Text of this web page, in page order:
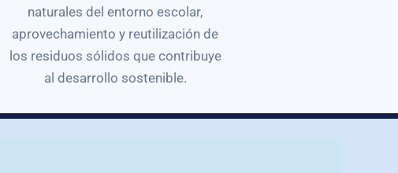
naturales del entorno escolar,
aprovechamiento y reutilización de
los residuos sólidos que contribuye
al desarrollo sostenible.